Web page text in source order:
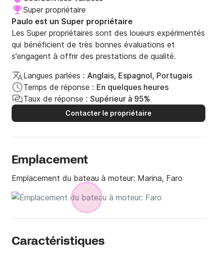
Super propriétaire
Paulo est un Super propriétaire
Les Super propriétaires sont des loueurs expérimentés
qui bénéficient de très bonnes évaluations et
s'engagent à offrir des prestations de qualité.
Langues parlées : Anglais, Espagnol, Portugais
Temps de réponse : En quelques heures
Taux de réponse : Supérieur à 95%
Contacter le propriétaire
Emplacement
Emplacement du bateau à moteur: Marina, Faro
Caractéristiques